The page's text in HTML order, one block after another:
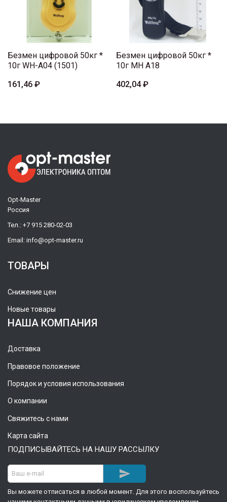
Безмен цифровой 50кг *
10г WH-A04 (1501)
161,46 ₽
Безмен цифровой 50кг *
10г MH A18
402,04 ₽
Opt-Master
Россия
Тел.: +7 915 280-02-03
Email: info@opt-master.ru
ТОВАРЫ
Снижение цен
Новые товары
НАША КОМПАНИЯ
Доставка
Правовое положение
Порядок и условия использования
О компании
Свяжитесь с нами
Карта сайта
ПОДПИСЫВАЙТЕСЬ НА НАШУ РАССЫЛКУ

Вы можете отписаться в любой момент. Для этого воспользуйтесь